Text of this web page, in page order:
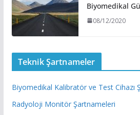
Biyomedikal
08/12/2020
Teknik Şartnameler
Biyomedikal Kalibratör ve Test Cihazı
Radyoloji Monitör Şartnameleri